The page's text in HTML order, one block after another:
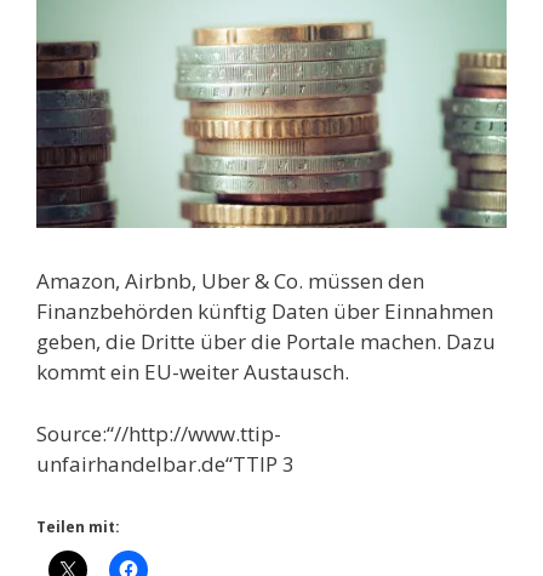
Amazon, Airbnb, Uber & Co. müssen den
Finanzbehörden künftig Daten über Einnahmen
geben, die Dritte über die Portale machen. Dazu
kommt ein EU-weiter Austausch.
Source:“//http://www.ttip-
unfairhandelbar.de“TTIP 3
Teilen mit: